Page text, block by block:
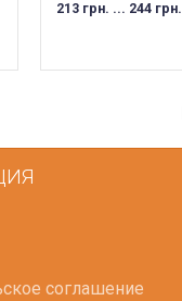
213 грн. ... 244 грн.
соглашение